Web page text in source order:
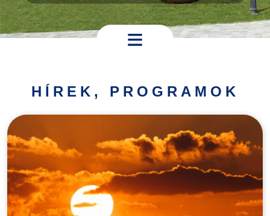
Települési
Turistáknak
Pályázatok
Választás
HÍREK, PROGRAMOK